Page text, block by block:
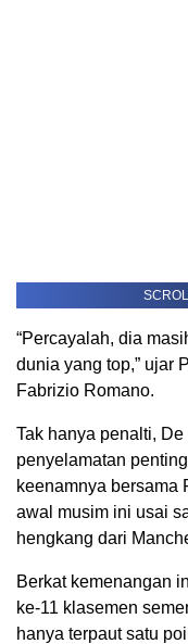
“Percayalah, dia
dunia yang top,” ujar
Fabrizio Romano.
Tak hanya penalti,
penyelamatan
keenamnya bersama
awal musim ini usai
hengkang dari
Berkat kemenangan
ke-11 klasemen
hanya terpaut satu